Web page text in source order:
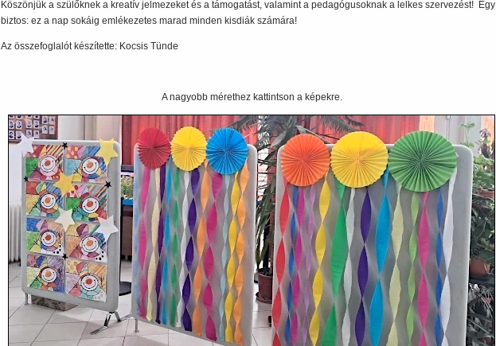
Köszönjük a szülőknek a kreatív jelmezeket és a támogatást, valamint a pedagógusoknak a lelkes szervezést! Egy
biztos: ez a nap sokáig emlékezetes marad minden kisdiák számára!
Az összefoglalót készítette: Kocsis Tünde
A nagyobb mérethez kattintson a képekre.